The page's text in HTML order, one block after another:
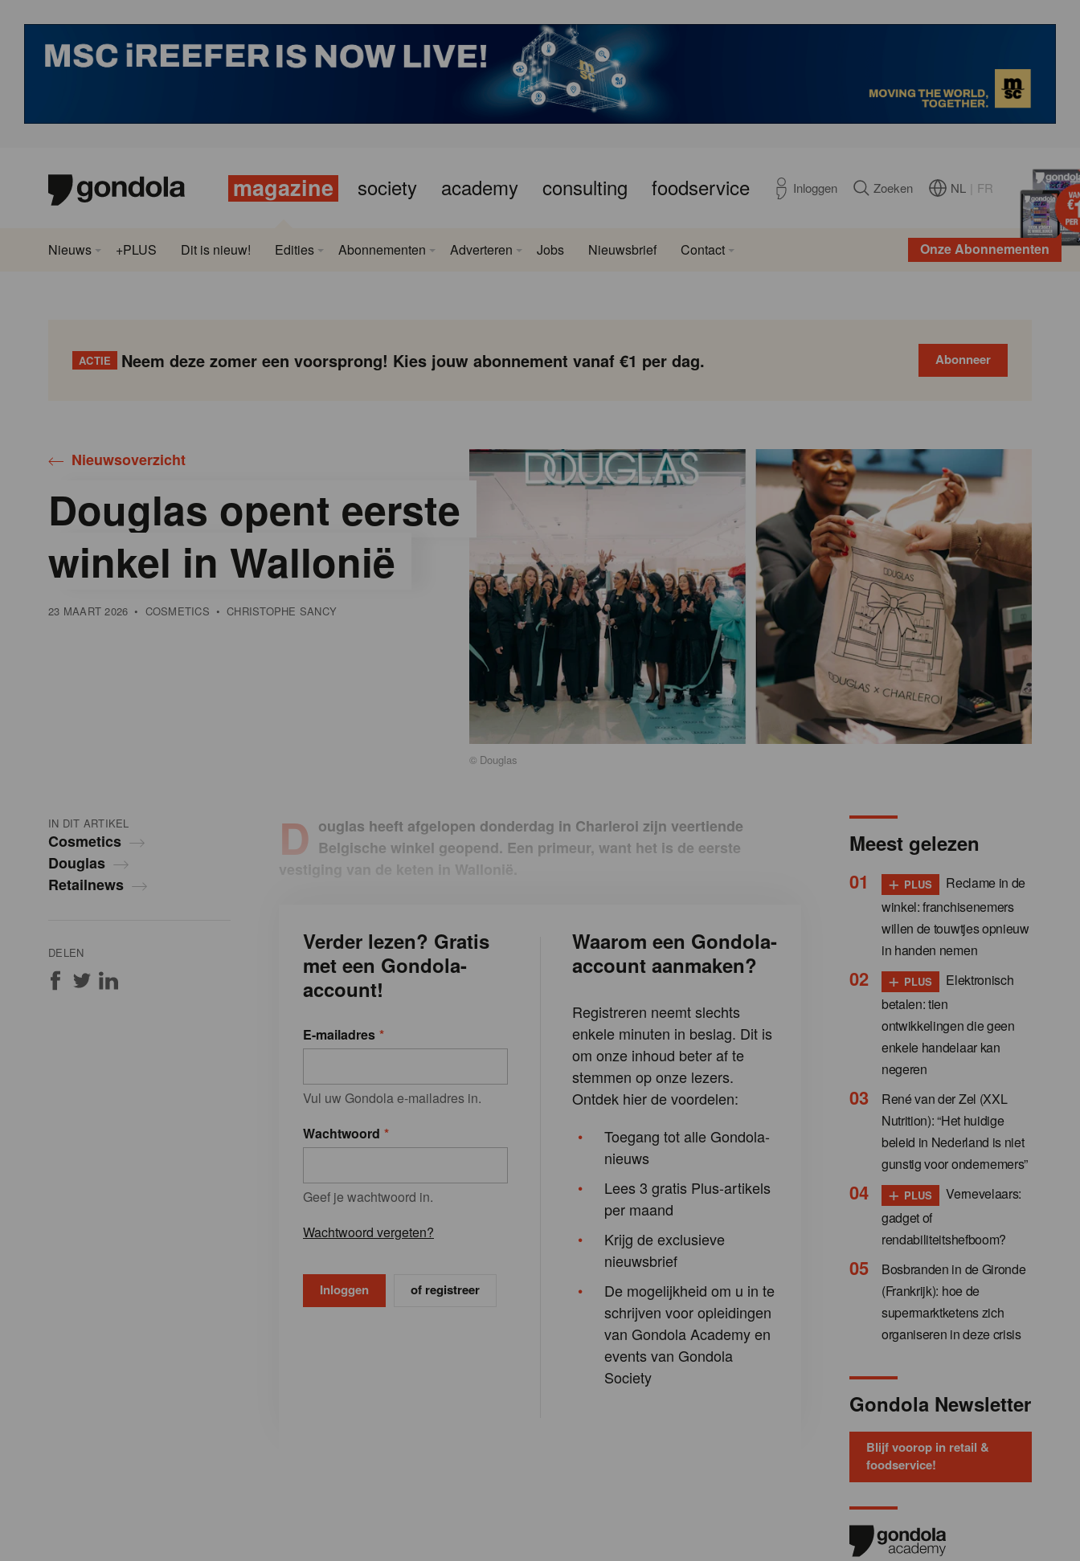
magazine society academy consulting foodservice Inloggen Zoeken NL FR
Onze Abonnementen
Nieuws +PLUS Dit is nieuw! Edities Abonnementen Adverteren Jobs Nieuwsbrief Contact
ACTIE Neem deze zomer een voorsprong! Kies jouw abonnement vanaf €1 per dag. Abonneer
Nieuwsoverzicht
Douglas opent eerste
winkel in Wallonië
23 MAART 2026 • COSMETICS • CHRISTOPHE SANCY
© Douglas
IN DIT ARTIKEL
Cosmetics
Douglas
Retailnews
DELEN
D ouglas heeft afgelopen donderdag in Charleroi zijn veertiende
Belgische winkel geopend. Een primeur, want het is de eerste
vestiging van de keten in Wallonië.
Verder lezen? Gratis
met een Gondola-
account!
E-mailadres
Vul uw Gondola e-mailadres in.
Wachtwoord
Geef je wachtwoord in.
Wachtwoord vergeten?
of registreer
Waarom een Gondola-
account aanmaken?
Registreren neemt slechts
enkele minuten in beslag. Dit is
om onze inhoud beter af te
stemmen op onze lezers.
Ontdek hier de voordelen:
Toegang tot alle Gondola-
nieuws
Lees 3 gratis Plus-artikels
per maand
Krijg de exclusieve
nieuwsbrief
De mogelijkheid om u in te
schrijven voor opleidingen
van Gondola Academy en
events van Gondola
Society
Meest gelezen
+ PLUS
Reclame in de
winkel: franchisenemers
willen de touwtjes opnieuw
in handen nemen
+ PLUS
Elektronisch
betalen: tien
ontwikkelingen die geen
enkele handelaar kan
negeren
René van der Zel (XXL
Nutrition): “Het huidige
beleid in Nederland is niet
gunstig voor ondernemers”
+ PLUS
Vernevelaars:
gadget of
rendabiliteitshefboom?
Bosbranden in de Gironde
(Frankrijk): hoe de
supermarktketens zich
organiseren in deze crisis
Gondola Newsletter
Blijf voorop in retail &
foodservice!